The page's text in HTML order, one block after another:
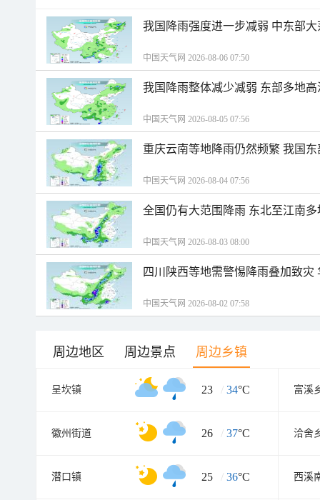
我国降雨强度进一步减弱 中东部
中国天气网 2026-08-06 07:50
我国降雨整体减少减弱 东部多地
中国天气网 2026-08-05 07:56
重庆云南等地降雨仍然频繁 我国
中国天气网 2026-08-04 07:56
全国仍有大范围降雨 东北至江南
中国天气网 2026-08-03 08:00
四川陕西等地需警惕降雨叠加致
中国天气网 2026-08-02 07:58
周边地区 周边景点 周边乡镇
呈坎镇 23 / 34°C 富溪
徽州街道 26 / 37°C 洽舍
潜口镇 25 / 36°C 西溪